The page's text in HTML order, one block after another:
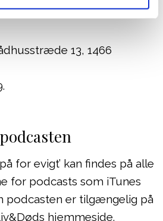
13, 1466
for evigt’ kan findes på alle
for podcasts som iTunes
podcasten er tilgængelig på
hjemmeside.